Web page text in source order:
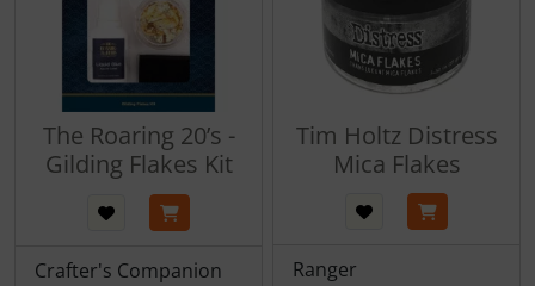
The Roaring 20’s -
Gilding Flakes Kit
Crafter's Companion
Tim Holtz Distress
Mica Flakes
Ranger